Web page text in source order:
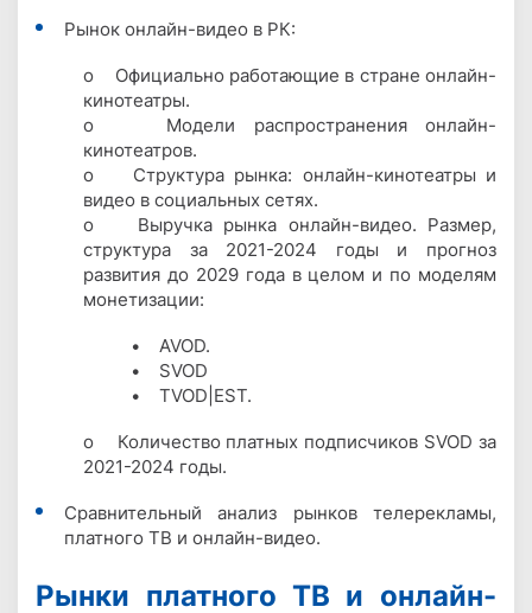
Рынок онлайн-видео в РК:
o Официально работающие в стране онлайн-
кинотеатры.
o Модели распространения онлайн-
кинотеатров.
o Структура рынка: онлайн-кинотеатры и
видео в социальных сетях.
o Выручка рынка онлайн-видео. Размер,
структура за 2021-2024 годы и прогноз
развития до 2029 года в целом и по моделям
монетизации:
• AVOD.
• SVOD
• TVOD|EST.
o Количество платных подписчиков SVOD за
2021-2024 годы.
Сравнительный анализ рынков телерекламы,
платного ТВ и онлайн-видео.
Рынки платного ТВ и онлайн-